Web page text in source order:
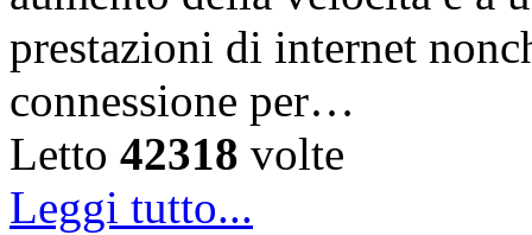
prestazioni di internet
connessione per…
Letto 42318 volte
Leggi tutto...